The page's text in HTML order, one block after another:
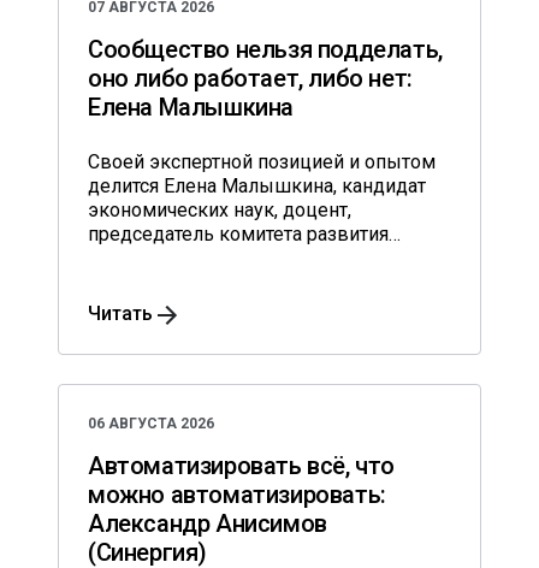
07 АВГУСТА 2026
Сообщество нельзя подделать,
оно либо работает, либо нет:
Елена Малышкина
Своей экспертной позицией и опытом
делится Елена Малышкина, кандидат
экономических наук, доцент,
председатель комитета развития
Читать
06 АВГУСТА 2026
Автоматизировать всё, что
можно автоматизировать:
Александр Анисимов
(Синергия)